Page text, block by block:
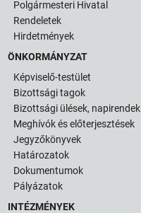
Polgármesteri Hivatal
Rendeletek
Hirdetmények
ÖNKORMÁNYZAT
Képviselő-testület
Bizottsági tagok
Bizottsági ülések, napirendek
Meghívók és előterjesztések
Jegyzőkönyvek
Határozatok
Dokumentumok
Pályázatok
INTÉZMÉNYEK